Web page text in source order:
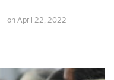
on April 22, 2022